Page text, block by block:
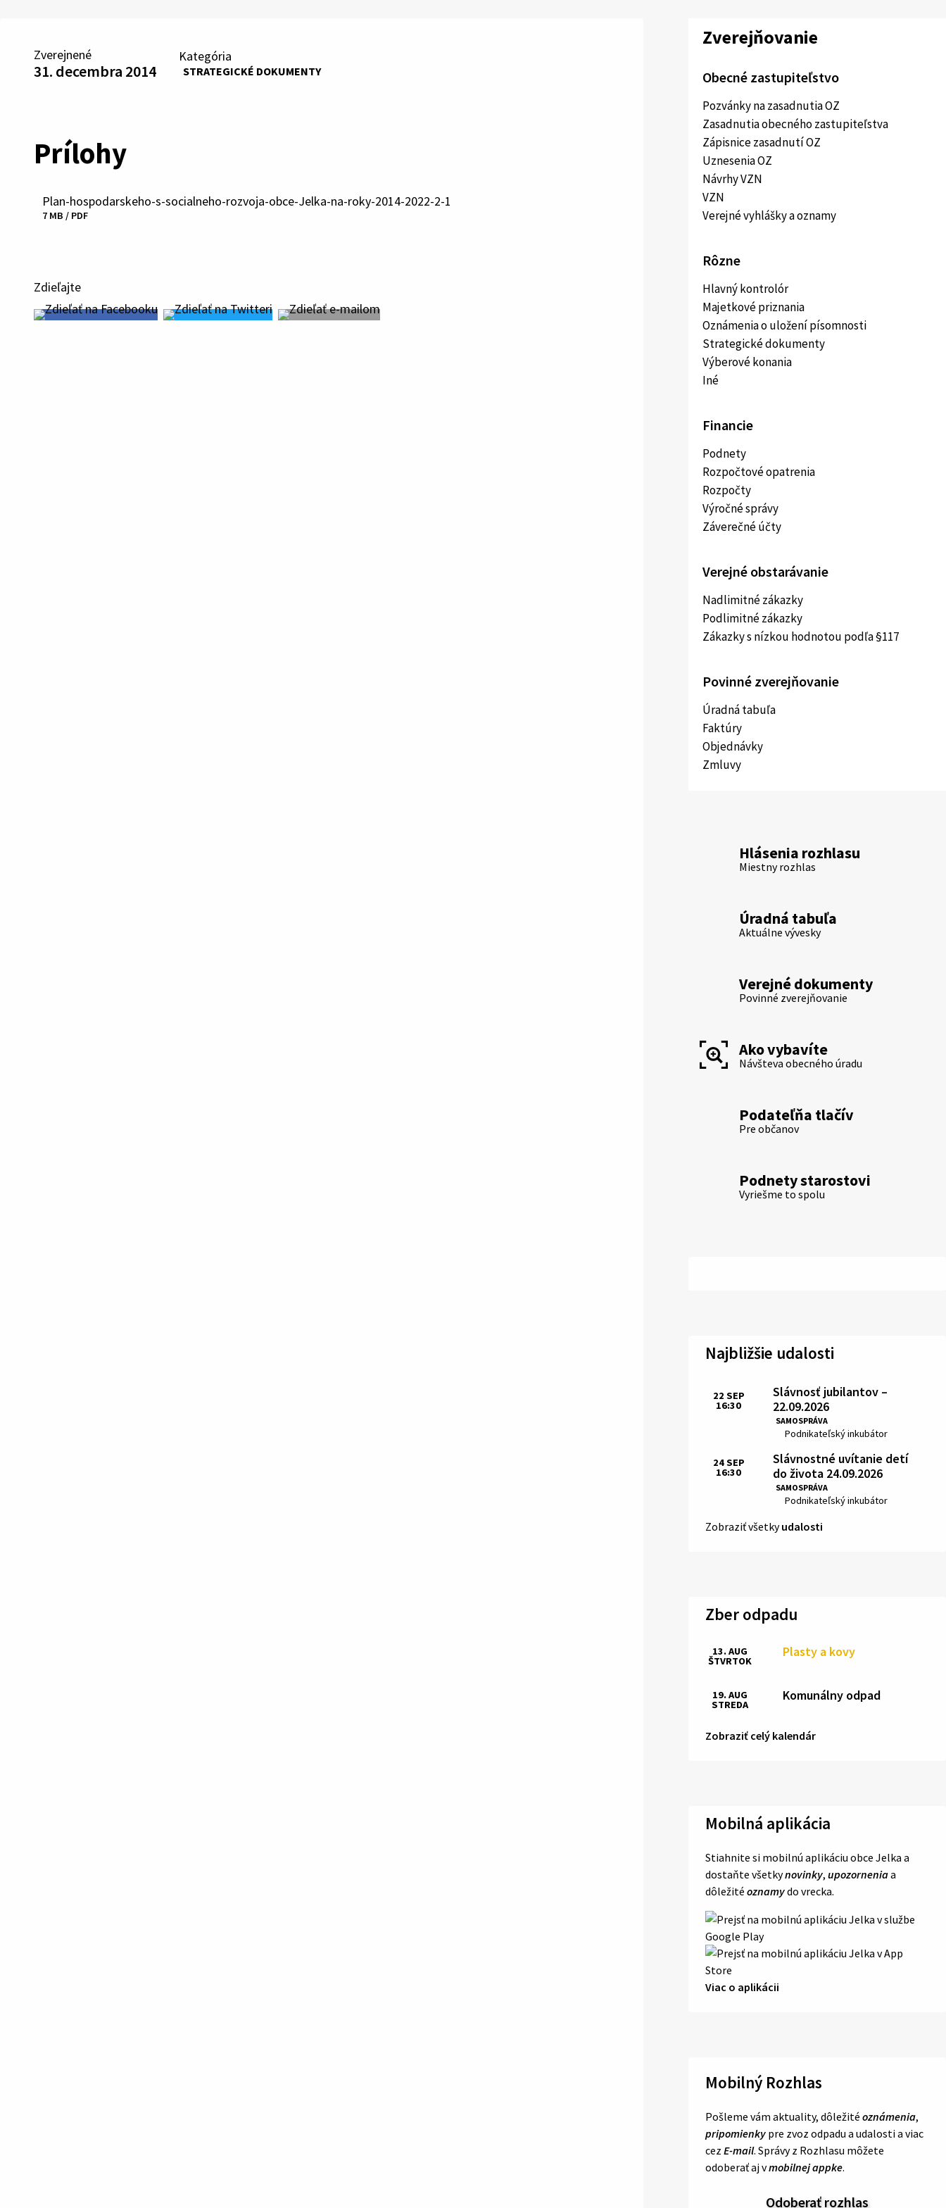
Zverejnené
31. decembra 2014
Kategória
STRATEGICKÉ DOKUMENTY
Prílohy
Stiahnuť
Plan-hospodarskeho-s-socialneho-rozvoja-obce-Jelka-na-roky-2014-2022-2-1
7 MB / PDF
Zdieľajte
Zverejňovanie
Obecné zastupiteľstvo
Pozvánky na zasadnutia OZ
Zasadnutia obecného zastupiteľstva
Zápisnice zasadnutí OZ
Uznesenia OZ
Návrhy VZN
VZN
Verejné vyhlášky a oznamy
Rôzne
Hlavný kontrolór
Majetkové priznania
Oznámenia o uložení písomnosti
Strategické dokumenty
Výberové konania
Iné
Financie
Podnety
Rozpočtové opatrenia
Rozpočty
Výročné správy
Záverečné účty
Verejné obstarávanie
Nadlimitné zákazky
Podlimitné zákazky
Zákazky s nízkou hodnotou podľa §117
Povinné zverejňovanie
Úradná tabuľa
Faktúry
Objednávky
Zmluvy
Hlásenia rozhlasu
Miestny rozhlas
Úradná tabuľa
Aktuálne vývesky
Verejné dokumenty
Povinné zverejňovanie
Ako vybavíte
Návšteva obecného úradu
Podateľňa tlačív
Pre občanov
Podnety starostovi
Vyriešme to spolu
Najbližšie udalosti
Slávnosť jubilantov –
22.09.2026
SAMOSPRÁVA
Miesto:
Podnikateľský inkubátor
Čas:
22 SEP
16:30
Slávnostné uvítanie detí
do života 24.09.2026
SAMOSPRÁVA
Miesto:
Podnikateľský inkubátor
Čas:
24SEP
16:30
Zobraziť všetkyudalosti
Zber odpadu
Plasty a kovy
13. AUG
ŠTVRTOK
Komunálny odpad
19. AUG
STREDA
Zobraziť celý kalendár
Mobilná aplikácia
Stiahnite si mobilnú aplikáciu obce Jelka a
dostaňte všetkynovinky, upozorneniaa
dôležité oznamydo vrecka.
Viac o aplikácii
Mobilný Rozhlas
Pošleme vám aktuality, dôležité oznámenia,
pripomienky pre zvoz odpadu a udalosti a viac
cez E-mail. Správy z Rozhlasu môžete
odoberať aj vmobilnej appke.
Odoberať rozhlas